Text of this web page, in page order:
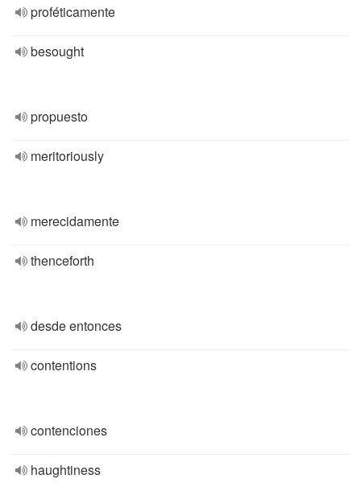
proféticamente
besought
propuesto
meritoriously
merecidamente
thenceforth
desde entonces
contentions
contenciones
haughtiness